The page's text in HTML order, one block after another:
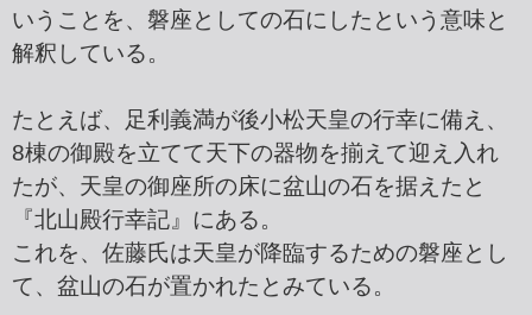
いうことを、磐座としての石にしたという意味と
解釈している。
たとえば、足利義満が後小松天皇の行幸に備え、
8棟の御殿を立てて天下の器物を揃えて迎え入れ
たが、天皇の御座所の床に盆山の石を据えたと
『北山殿行幸記』にある。
これを、佐藤氏は天皇が降臨するための磐座とし
て、盆山の石が置かれたとみている。